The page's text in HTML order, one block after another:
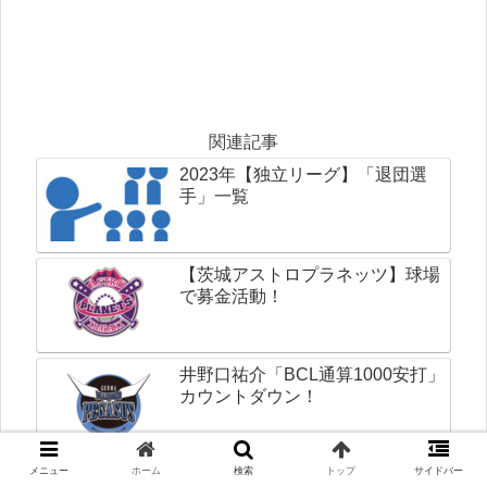
関連記事
2023年【独立リーグ】「退団選
手」一覧
【茨城アストロプラネッツ】球場
で募金活動！
井野口祐介「BCL通算1000安打」
カウントダウン！
2023年「日本独立リーググランド
メニュー ホーム 検索 トップ サイドバー